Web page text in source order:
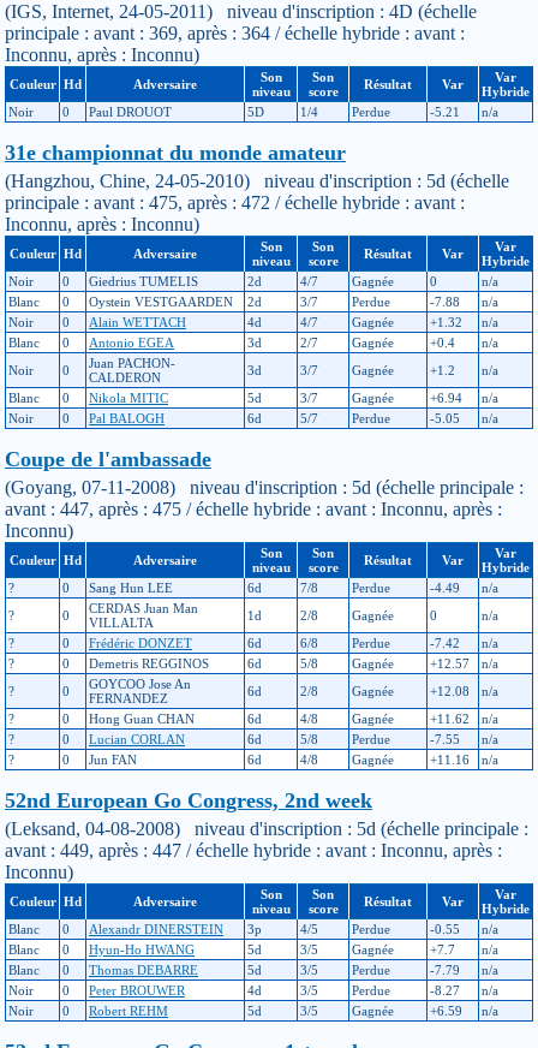
(IGS, Internet, 24-05-2011) niveau d'inscription : 4D (échelle
principale : avant : 369, après : 364 / échelle hybride : avant :
Inconnu, après : Inconnu)
Couleur Hd Adversaire
Son
niveau
Son
score
Résultat Var
Var
Hybride
Noir
0 Paul DROUOT 5D 1/4 Perdue -5.21 n/a
31e championnat du monde amateur
(Hangzhou, Chine, 24-05-2010) niveau d'inscription : 5d (échelle
principale : avant : 475, après : 472 / échelle hybride : avant :
Inconnu, après : Inconnu)
Couleur Hd Adversaire
Son
niveau
Son
score
Résultat Var
Var
Hybride
Noir
0 Giedrius TUMELIS 2d 4/7 Gagnée 0
n/a
Blanc
0 Oystein VESTGAARDEN 2d 3/7 Perdue -7.88
n/a
Noir
0 Alain WETTACH 4d 4/7 Gagnée +1.32
n/a
Blanc
0 Antonio EGEA 3d 2/7 Gagnée +0.4
n/a
Noir
0
Juan PACHON-
CALDERON
3d 3/7 Gagnée +1.2
n/a
Blanc
0 Nikola MITIC 5d 3/7 Gagnée +6.94
n/a
Noir
0 Pal BALOGH 6d 5/7 Perdue -5.05 n/a
Coupe de l'ambassade
(Goyang, 07-11-2008) niveau d'inscription : 5d (échelle principale :
avant : 447, après : 475 / échelle hybride : avant : Inconnu, après :
Inconnu)
Couleur Hd Adversaire
Son
niveau
Son
score
Résultat Var
Var
Hybride
?
0 Sang Hun LEE 6d 7/8 Perdue -4.49
n/a
?
0
CERDAS Juan Man
VILLALTA
1d 2/8 Gagnée 0
n/a
?
0 Frédéric DONZET 6d 6/8 Perdue -7.42
n/a
?
0 Demetris REGGINOS 6d 5/8 Gagnée +12.57
n/a
?
0
GOYCOO Jose An
FERNANDEZ
6d 2/8 Gagnée +12.08
n/a
?
0 Hong Guan CHAN 6d 4/8 Gagnée +11.62
n/a
?
0 Lucian CORLAN 6d 5/8 Perdue -7.55
n/a
?
0 Jun FAN 6d 4/8 Gagnée +11.16 n/a
52nd European Go Congress, 2nd week
(Leksand, 04-08-2008) niveau d'inscription : 5d (échelle principale :
avant : 449, après : 447 / échelle hybride : avant : Inconnu, après :
Inconnu)
Couleur Hd Adversaire
Son
niveau
Son
score
Résultat Var
Var
Hybride
Blanc
0 Alexandr DINERSTEIN 3p 4/5 Perdue -0.55
n/a
Blanc
0 Hyun-Ho HWANG 5d 3/5 Gagnée +7.7
n/a
Blanc
0 Thomas DEBARRE 5d 3/5 Perdue -7.79
n/a
Noir
0 Peter BROUWER 4d 3/5 Perdue -8.27
n/a
Noir
0 Robert REHM 5d 3/5 Gagnée +6.59 n/a